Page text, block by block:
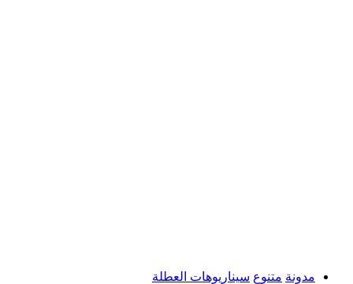
مدونة متنوع سيناريوهات العطلة